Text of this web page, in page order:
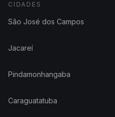
CIDADES
São José dos Campos
Jacareí
Pindamonhangaba
Caraguatatuba